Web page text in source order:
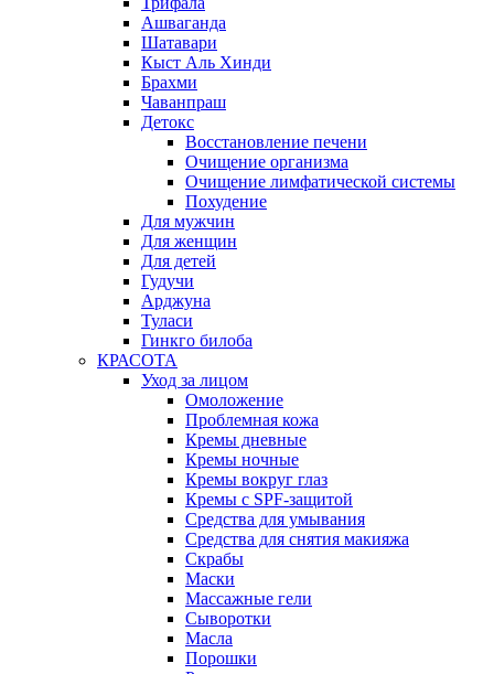
Ашваганда
Шатавари
Кыст Аль Хинди
Брахми
Чаванпраш
Детокс
Восстановление печени
Очищение организма
Очищение лимфатической системы
Похудение
Для мужчин
Для женщин
Для детей
Гудучи
Арджуна
Туласи
Гинкго билоба
КРАСОТА
Уход за лицом
Омоложение
Проблемная кожа
Кремы дневные
Кремы ночные
Кремы вокруг глаз
Кремы с SPF-защитой
Средства для умывания
Средства для снятия макияжа
Скрабы
Маски
Массажные гели
Сыворотки
Масла
Порошки